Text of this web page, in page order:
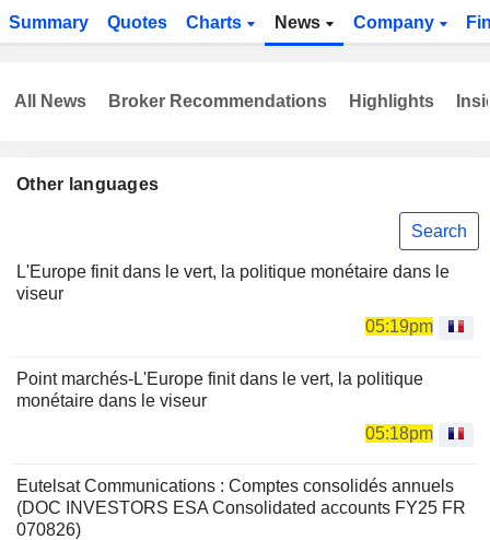
Summary Quotes Charts News Company
Other languages
Search
L'Europe finit dans le vert, la politique monétaire dans le
viseur
05:19pm
Point marchés-L'Europe finit dans le vert, la politique
monétaire dans le viseur
05:18pm
Eutelsat Communications : Comptes consolidés annuels
(DOC INVESTORS ESA Consolidated accounts FY25 FR
070826)
All News Broker Recommendations Highlights